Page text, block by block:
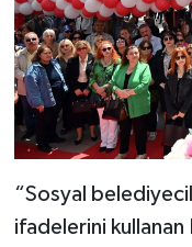
“Sosyal
ifadelerini